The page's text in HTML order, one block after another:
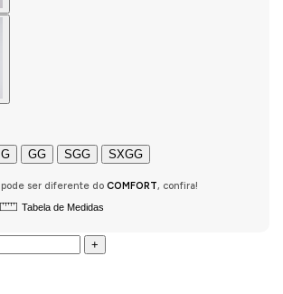
G GG SGG SXGG
pode ser diferente do COMFORT, confira!
Tabela de Medidas
+